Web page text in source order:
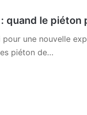
quand le
pour une nouvelle
piéton de…